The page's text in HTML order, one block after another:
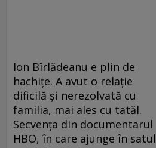
Ion Bîrlădeanu e plin de
hachiţe. A avut o relaţie
dificilă şi nerezolvată cu
familia, mai ales cu tatăl.
Secvenţa din documentarul
HBO, în care ajunge în satul